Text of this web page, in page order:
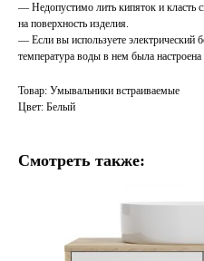
— Недопустимо лить кипяток и класть
на поверхность изделия.
— Если вы используете электрический
температура воды в нем была
Товар: Умывальники встраиваемые
Цвет: Белый
Смотреть также: